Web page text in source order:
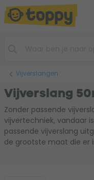
Vijverslangen
Vijverslang
Zonder passende
vijvertechniek, vandaar
passende vijverslang
de grootste maat die er